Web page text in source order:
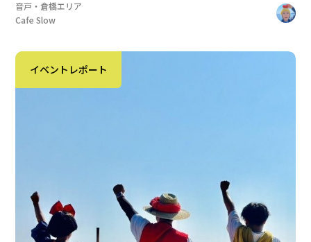
音戸・倉橋エリア
Cafe Slow
イベントレポート